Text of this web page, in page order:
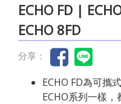
ECHO FD |
ECHO 8FD
分享：
ECHO FD為可攜
ECHO系列一樣，